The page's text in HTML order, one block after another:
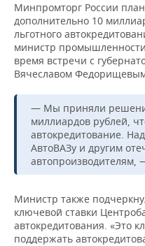
ВОЛЕЙБОЛ
КИБЕРСПОРТ
ФИГУРНОЕ КАТАНИЕ
ВОДНЫЕ ВИДЫ
ХОККЕЙ С МЯЧОМ
ИСТОРИЯ
КУЛЬТУРА
МЕДИЦИНА
ОБРАЗОВАНИЕ
ПРОИСШЕСТВИЯ
СПИСОК ПЕРСОН
СПИСОК КОМПАНИЙ
ПОЛНАЯ ВЕРСИЯ
Минпромторг России
дополнительно 10
льготного
министр
время встречи с
Вячеславом
— Мы приняли
миллиардов рублей,
автокредитование.
АвтоВАЗу и другим
автопроизводителям,
Министр также
ключевой ставки
автокредитования. «Это
поддержать